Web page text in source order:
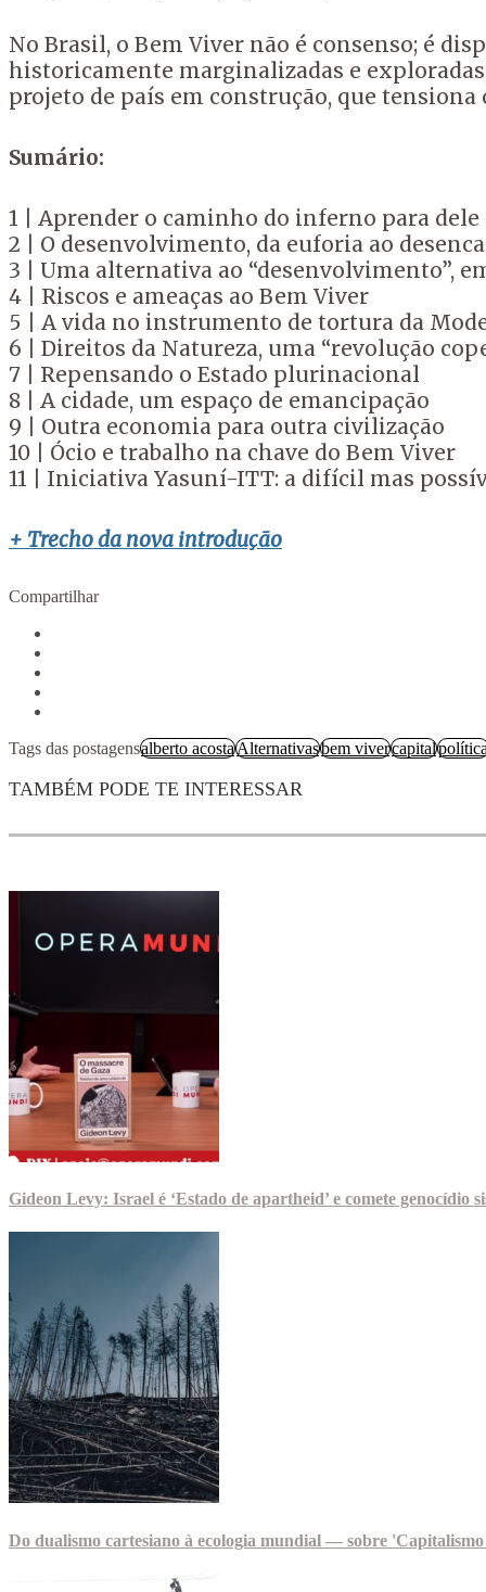
No Brasil, o Bem Viver não é consenso; é
historicamente marginalizadas e
projeto de país em construção, que
Sumário:
1 | Aprender o caminho do inferno para dele
2 | O desenvolvimento, da euforia ao
3 | Uma alternativa ao “desenvolvimento”,
4 | Riscos e ameaças ao Bem Viver
5 | A vida no instrumento de tortura da
6 | Direitos da Natureza, uma “revolução
7 | Repensando o Estado plurinacional
8 | A cidade, um espaço de emancipação
9 | Outra economia para outra civilização
10 | Ócio e trabalho na chave do Bem Viver
11 | Iniciativa Yasuní-ITT: a difícil mas
+ Trecho da nova introdução
Compartilhar
Tags das postagensalberto acostaAlternativasbem vivercapital
TAMBÉM PODE TE INTERESSAR
Gideon Levy: Israel é ‘Estado de apartheid’ e comete genocídio
Do dualismo cartesiano à ecologia mundial — sobre